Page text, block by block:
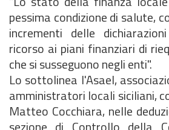
pessima condizione di salute,
incrementi delle
ricorso ai piani finanziari di
che si susseguono negli enti".
Lo sottolinea l'Asael,
amministratori locali siciliani,
Matteo Cocchiara, nelle